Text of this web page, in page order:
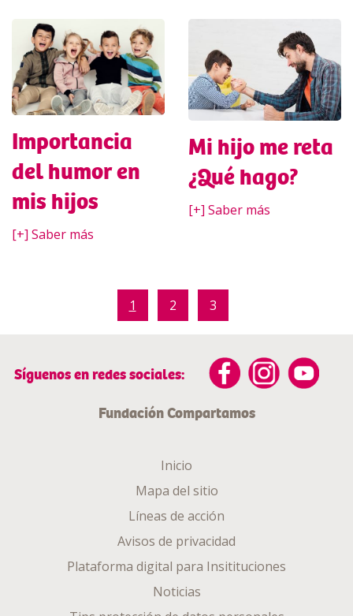
Importancia
del humor en
mis hijos
[+] Saber más
Mi hijo me reta
¿Qué hago?
[+] Saber más
1 2 3
Síguenos en redes sociales:
Fundación Compartamos
Inicio
Mapa del sitio
Líneas de acción
Avisos de privacidad
Plataforma digital para Insitituciones
Noticias